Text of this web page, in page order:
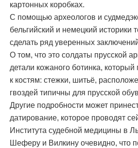
картонных коробках.
С помощью археологов и
бельгийский и немецкий историки
сделать ряд уверенных
О том, что это солдаты прусской
детали кожаного ботинка, который
к костям: стежки, шитьё,
гвоздей типичны для прусской
Другие подробности может
датирование, которое проводят
Института судебной медицины в
Шеферу и Вилкину очевидно, что